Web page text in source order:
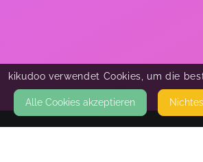
kikudoo verwendet Cookies, um die
Alle Cookies akzeptieren